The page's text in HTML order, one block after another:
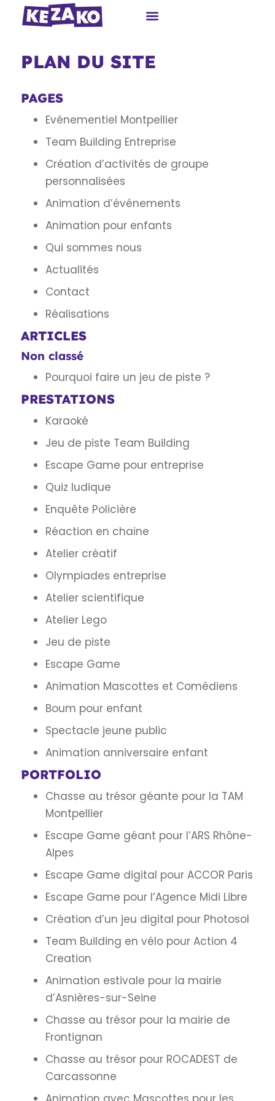
PLAN DU SITE
PAGES
Evénementiel Montpellier
Team Building Entreprise
Création d’activités de groupe
personnalisées
Animation d’événements
Animation pour enfants
Qui sommes nous
Actualités
Contact
Réalisations
ARTICLES
Non classé
Pourquoi faire un jeu de piste ?
PRESTATIONS
Karaoké
Jeu de piste Team Building
Escape Game pour entreprise
Quiz ludique
Enquête Policière
Réaction en chaine
Atelier créatif
Olympiades entreprise
Atelier scientifique
Atelier Lego
Jeu de piste
Escape Game
Animation Mascottes et Comédiens
Boum pour enfant
Spectacle jeune public
Animation anniversaire enfant
PORTFOLIO
Chasse au trésor géante pour la TAM
Montpellier
Escape Game géant pour l’ARS Rhône-
Alpes
Escape Game digital pour ACCOR Paris
Escape Game pour l’Agence Midi Libre
Création d’un jeu digital pour Photosol
Team Building en vélo pour Action 4
Creation
Animation estivale pour la mairie
d’Asnières-sur-Seine
Chasse au trésor pour la mairie de
Frontignan
Chasse au trésor pour ROCADEST de
Carcassonne